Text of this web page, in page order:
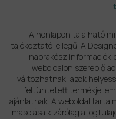
A honlapon található
tájékoztató jellegű. A
naprakész információk
weboldalon szereplő
változhatnak, azok
feltüntetett
ajánlatnak. A weboldal
másolása kizárólag a